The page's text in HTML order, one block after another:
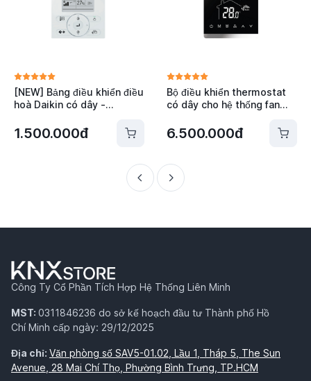
[NEW] Bảng điều khiển điều
hoà Daikin có dây -
1.500.000đ
Bộ điều khiển thermostat
có dây cho hệ thống fan
6.500.000đ
Công Ty Cổ Phần Tích Hợp Hệ Thống Liên Minh
MST: 0311846236 do sở kế hoạch đầu tư Thành phố Hồ
Chí Minh cấp ngày: 29/12/2025
Địa chỉ: Văn phòng số SAV5-01.02, Lầu 1, Tháp 5, The Sun
Avenue, 28 Mai Chí Thọ, Phường Bình Trưng, TP.HCM